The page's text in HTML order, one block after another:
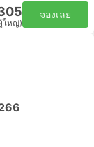
ใหญ่)
จองเลย